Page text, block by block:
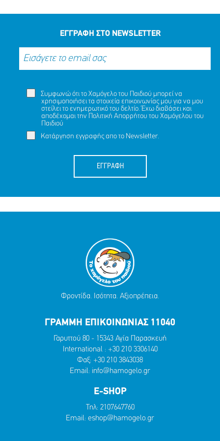
ΕΓΓΡΑΦΗ ΣΤΟ NEWSLETTER
Συμφωνώ ότι το Χαμόγελο του Παιδιού μπορεί να
χρησιμοποιήσει τα στοιχεία επικοινωνίας μου για να μου
στείλει το ενημερωτικό του δελτίο. Έχω διαβάσει και
αποδέχομαι την Πολιτική Απορρήτου του Χαμόγελου του
Παιδιού
Κατάργηση εγγραφής απο το Newsletter.
ΕΓΓΡΑΦΗ
Φροντίδα. Ισότητα. Αξιοπρέπεια.
ΓΡΑΜΜΗ ΕΠΙΚΟΙΝΩΝΙΑΣ 11040
Γαρυττού 80 - 15343 Αγία Παρασκευή
International : +30 210 3306140
Φαξ: +30 210 3843038
Email: info@hamogelo.gr
E-SHOP
Τηλ: 2107647760
Email: eshop@hamogelo.gr